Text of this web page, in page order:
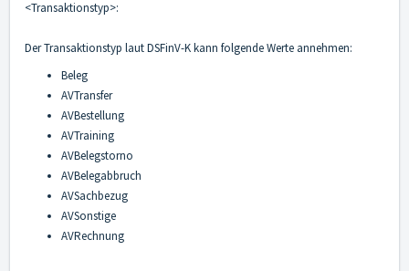
<Transaktionstyp>:
Der Transaktionstyp laut DSFinV-K kann folgende Werte annehmen:
Beleg
AVTransfer
AVBestellung
AVTraining
AVBelegstorno
AVBelegabbruch
AVSachbezug
AVSonstige
AVRechnung